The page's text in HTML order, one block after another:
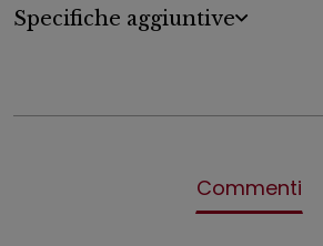
Specifiche aggiuntive
Commenti